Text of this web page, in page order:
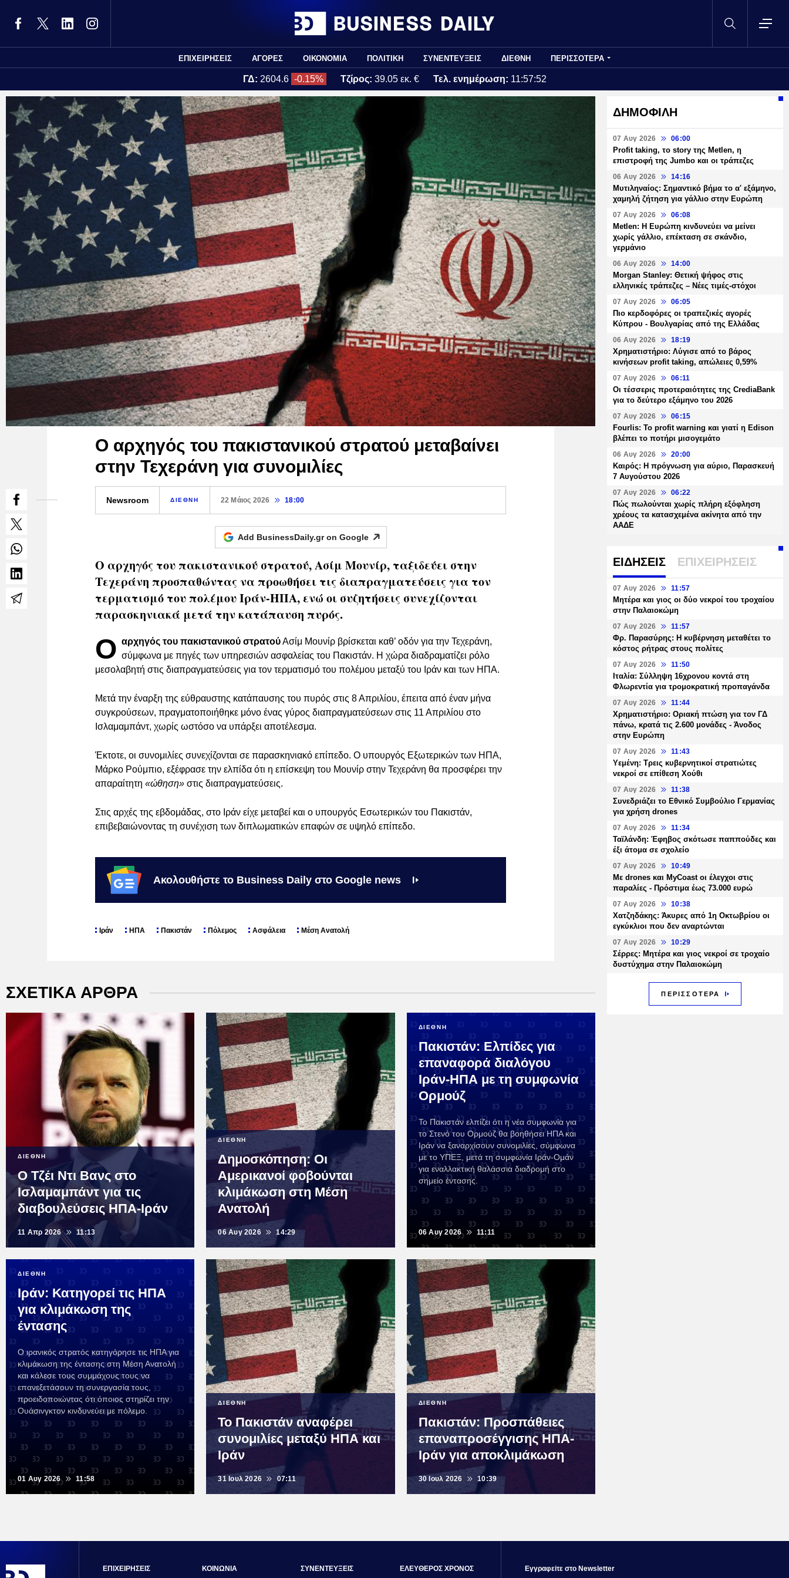
ΕΠΙΧΕΙΡΗΣΕΙΣ ΑΓΟΡΕΣ ΟΙΚΟΝΟΜΙΑ ΠΟΛΙΤΙΚΗ ΣΥΝΕΝΤΕΥΞΕΙΣ ΔΙΕΘΝΗ ΠΕΡΙΣΣΟΤΕΡΑ
ΓΔ: 2604.6 -0.15% Τζίρος: 39.05 εκ. € Τελ. ενημέρωση: 11:57:52
Ο αρχηγός του πακιστανικού στρατού μεταβαίνει
στην Τεχεράνη για συνομιλίες
Newsroom ΔΙΕΘΝΗ 22 Μάιος 2026 18:00
Add BusinessDaily.gr on Google
Ο αρχηγός του πακιστανικού στρατού, Ασίμ Μουνίρ, ταξιδεύει στην
Τεχεράνη προσπαθώντας να προωθήσει τις διαπραγματεύσεις για τον
τερματισμό του πολέμου Ιράν-ΗΠΑ, ενώ οι συζητήσεις συνεχίζονται
παρασκηνιακά μετά την κατάπαυση πυρός.
Ο αρχηγός του πακιστανικού στρατούΑσίμ Μουνίρ βρίσκεται καθ’ οδόν για την Τεχεράνη,
σύμφωνα με πηγές των υπηρεσιών ασφαλείας του Πακιστάν. Η χώρα διαδραματίζει ρόλο
μεσολαβητή στις διαπραγματεύσεις για τον τερματισμό του πολέμου μεταξύ του Ιράν και των ΗΠΑ.
Μετά την έναρξη της εύθραυστης κατάπαυσης του πυρός στις 8 Απριλίου, έπειτα από έναν μήνα
συγκρούσεων, πραγματοποιήθηκε μόνο ένας γύρος διαπραγματεύσεων στις 11 Απριλίου στο
Ισλαμαμπάντ, χωρίς ωστόσο να υπάρξει αποτέλεσμα.
Έκτοτε, οι συνομιλίες συνεχίζονται σε παρασκηνιακό επίπεδο. Ο υπουργός Εξωτερικών των ΗΠΑ,
Μάρκο Ρούμπιο, εξέφρασε την ελπίδα ότι η επίσκεψη του Μουνίρ στην Τεχεράνη θα προσφέρει την
απαραίτητη «ώθηση» στις διαπραγματεύσεις.
Στις αρχές της εβδομάδας, στο Ιράν είχε μεταβεί και ο υπουργός Εσωτερικών του Πακιστάν,
επιβεβαιώνοντας τη συνέχιση των διπλωματικών επαφών σε υψηλό επίπεδο.
Ακολουθήστε το Business Daily στο Google news
Ιράν ΗΠΑ Πακιστάν Πόλεμος Ασφάλεια Μέση Ανατολή
ΣΧΕΤΙΚΑ ΑΡΘΡΑ
ΔΙΕΘΝΗ
Ο Τζέι Ντι Βανς στο
Ισλαμαμπάντ για τις
διαβουλεύσεις ΗΠΑ-Ιράν
11 Απρ 2026 11:13
ΔΙΕΘΝΗ
Δημοσκόπηση: Οι
Αμερικανοί φοβούνται
κλιμάκωση στη Μέση
Ανατολή
06 Αυγ 2026 14:29
ΔΙΕΘΝΗ
Πακιστάν: Ελπίδες για
επαναφορά διαλόγου
Ιράν-ΗΠΑ με τη συμφωνία
Ορμούζ
Το Πακιστάν ελπίζει ότι η νέα συμφωνία για
το Στενό του Ορμούζ θα βοηθήσει ΗΠΑ και
Ιράν να ξαναρχίσουν συνομιλίες, σύμφωνα
με το ΥΠΕΞ, μετά τη συμφωνία Ιράν-Ομάν
για εναλλακτική θαλάσσια διαδρομή στο
σημείο έντασης.
06 Αυγ 2026 11:11
ΔΙΕΘΝΗ
Ιράν: Κατηγορεί τις ΗΠΑ
για κλιμάκωση της
έντασης
Ο ιρανικός στρατός κατηγόρησε τις ΗΠΑ για
κλιμάκωση της έντασης στη Μέση Ανατολή
και κάλεσε τους συμμάχους τους να
επανεξετάσουν τη συνεργασία τους,
προειδοποιώντας ότι όποιος στηρίζει την
Ουάσινγκτον κινδυνεύει με πόλεμο.
01 Αυγ 2026 11:58
ΔΙΕΘΝΗ
Το Πακιστάν αναφέρει
συνομιλίες μεταξύ ΗΠΑ και
Ιράν
31 Ιουλ 2026 07:11
ΔΙΕΘΝΗ
Πακιστάν: Προσπάθειες
επαναπροσέγγισης ΗΠΑ-
Ιράν για αποκλιμάκωση
30 Ιουλ 2026 10:39
ΔΗΜΟΦΙΛΗ
07 Αυγ 2026 06:00
Profit taking, το story της Metlen, η
επιστροφή της Jumbo και οι τράπεζες
06 Αυγ 2026 14:16
Μυτιληναίος: Σημαντικό βήμα το α' εξάμηνο,
χαμηλή ζήτηση για γάλλιο στην Ευρώπη
07 Αυγ 2026 06:08
Metlen: Η Ευρώπη κινδυνεύει να μείνει
χωρίς γάλλιο, επέκταση σε σκάνδιο,
γερμάνιο
06 Αυγ 2026 14:00
Morgan Stanley: Θετική ψήφος στις
ελληνικές τράπεζες – Νέες τιμές-στόχοι
07 Αυγ 2026 06:05
Πιο κερδοφόρες οι τραπεζικές αγορές
Κύπρου - Βουλγαρίας από της Ελλάδας
06 Αυγ 2026 18:19
Χρηματιστήριο: Λύγισε από το βάρος
κινήσεων profit taking, απώλειες 0,59%
07 Αυγ 2026 06:11
Οι τέσσερις προτεραιότητες της CrediaBank
για το δεύτερο εξάμηνο του 2026
07 Αυγ 2026 06:15
Fourlis: Το profit warning και γιατί η Edison
βλέπει το ποτήρι μισογεμάτο
06 Αυγ 2026 20:00
Καιρός: Η πρόγνωση για αύριο, Παρασκευή
7 Αυγούστου 2026
07 Αυγ 2026 06:22
Πώς πωλούνται χωρίς πλήρη εξόφληση
χρέους τα κατασχεμένα ακίνητα από την
ΑΑΔΕ
ΕΙΔΗΣΕΙΣ ΕΠΙΧΕΙΡΗΣΕΙΣ
07 Αυγ 2026 11:57
Μητέρα και γιος οι δύο νεκροί του τροχαίου
στην Παλαιοκώμη
07 Αυγ 2026 11:57
Φρ. Παρασύρης: Η κυβέρνηση μεταθέτει το
κόστος ρήτρας στους πολίτες
07 Αυγ 2026 11:50
Ιταλία: Σύλληψη 16χρονου κοντά στη
Φλωρεντία για τρομοκρατική προπαγάνδα
07 Αυγ 2026 11:44
Χρηματιστήριο: Οριακή πτώση για τον ΓΔ
πάνω, κρατά τις 2.600 μονάδες - Άνοδος
στην Ευρώπη
07 Αυγ 2026 11:43
Υεμένη: Τρεις κυβερνητικοί στρατιώτες
νεκροί σε επίθεση Χούθι
07 Αυγ 2026 11:38
Συνεδριάζει το Εθνικό Συμβούλιο Γερμανίας
για χρήση drones
07 Αυγ 2026 11:34
Ταϊλάνδη: Έφηβος σκότωσε παππούδες και
έξι άτομα σε σχολείο
07 Αυγ 2026 10:49
Με drones και MyCoast οι έλεγχοι στις
παραλίες - Πρόστιμα έως 73.000 ευρώ
07 Αυγ 2026 10:38
Χατζηδάκης: Άκυρες από 1η Οκτωβρίου οι
εγκύκλιοι που δεν αναρτώνται
07 Αυγ 2026 10:29
Σέρρες: Μητέρα και γιος νεκροί σε τροχαίο
δυστύχημα στην Παλαιοκώμη
ΠΕΡΙΣΣΟΤΕΡΑ
ΕΠΙΧΕΙΡΗΣΕΙΣ ΚΟΙΝΩΝΙΑ ΣΥΝΕΝΤΕΥΞΕΙΣ ΕΛΕΥΘΕΡΟΣ ΧΡΟΝΟΣ Εγγραφεiτε στο Newsletter